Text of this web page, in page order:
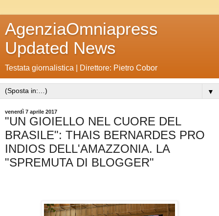
AgenziaOmniapress
Updated News
Testata giornalistica | Direttore: Pietro Cobor
▼
venerdì 7 aprile 2017
"UN GIOIELLO NEL CUORE DEL
BRASILE": THAIS BERNARDES PRO
INDIOS DELL'AMAZZONIA. LA
"SPREMUTA DI BLOGGER"